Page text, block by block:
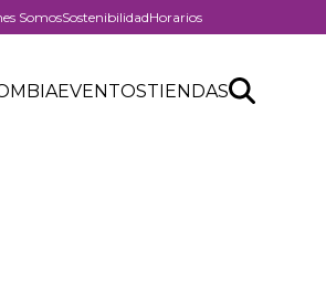
SomosSostenibilidadHorarios
EVENTOSTIENDASSearch
Buscar